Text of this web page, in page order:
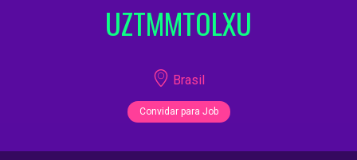
UZTMMTOLXU
Brasil
Convidar para Job